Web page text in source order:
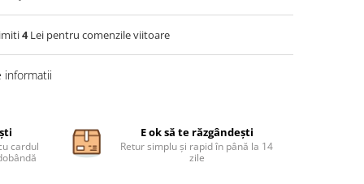
4Lei pentru comenzile viitoare
informatii
cardul
E ok să te răzgândești
Retur simplu și rapid în până la 14
zile